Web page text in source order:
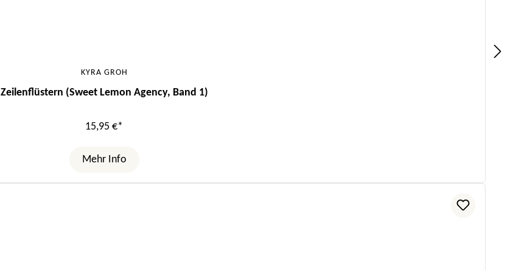
KYRA GROH
Zeilenflüstern (Sweet Lemon Agency, Band 1)
15,95 €*
Mehr Info